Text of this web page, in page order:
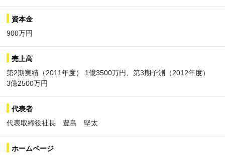
資本金
900万円
売上高
第2期実績（2011年度） 1億3500万円、第3期予測（2012年度）
3億2500万円
代表者
代表取締役社長 豊島 堅太
ホームページ